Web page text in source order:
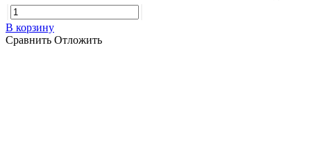
В корзину
Сравнить Отложить